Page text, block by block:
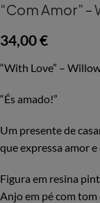
“Com Amor” –
34,00€
“With Love” –
“És amado!”
Um presente de
que expressa amor
Figura em resina
Anjo em pé com tom